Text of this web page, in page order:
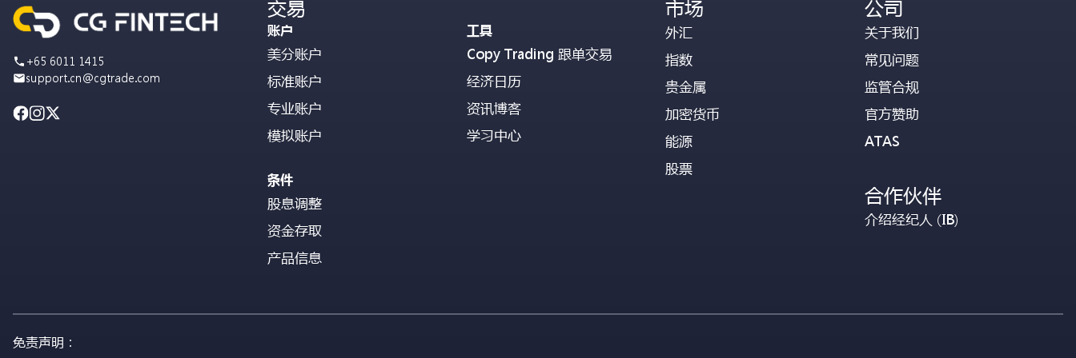
+65 6011 1415
support.cn@cgtrade.com
交易
账户
美分账户
标准账户
专业账户
模拟账户
条件
股息调整
资金存取
产品信息
工具
Copy Trading 跟单交易
经济日历
资讯博客
学习中心
市场
外汇
指数
贵金属
加密货币
能源
股票
公司
关于我们
常见问题
监管合规
官方赞助
ATAS
合作伙伴
介绍经纪人 (IB)
免责声明：